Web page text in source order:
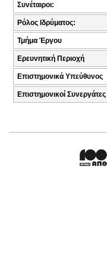
Συνέταιροι:
Ρόλος Ιδρύματος:
Τμήμα Έργου
Ερευνητική Περιοχή
Επιστημονικά Υπεύθυνος
Επιστημονικοί Συνεργάτες